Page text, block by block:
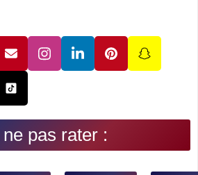
ne pas rater :